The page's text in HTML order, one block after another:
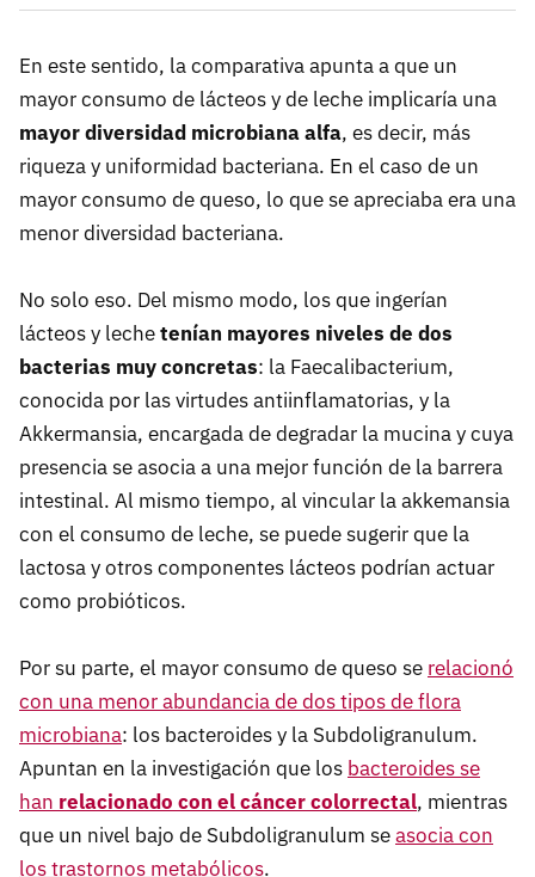
En este sentido, la comparativa apunta a que un
mayor consumo de lácteos y de leche implicaría una
mayor diversidad microbiana alfa, es decir, más
riqueza y uniformidad bacteriana. En el caso de un
mayor consumo de queso, lo que se apreciaba era una
menor diversidad bacteriana.
No solo eso. Del mismo modo, los que ingerían
lácteos y lechetenían mayores niveles de dos
bacterias muy concretas: la Faecalibacterium,
conocida por las virtudes antiinflamatorias, y la
Akkermansia, encargada de degradar la mucina y cuya
presencia se asocia a una mejor función de la barrera
intestinal. Al mismo tiempo, al vincular la akkemansia
con el consumo de leche, se puede sugerir que la
lactosa y otros componentes lácteos podrían actuar
como probióticos.
Por su parte, el mayor consumo de queso se relacionó
con una menor abundancia de dos tipos de flora
microbiana: los bacteroides y la Subdoligranulum.
Apuntan en la investigación que los bacteroides se
han relacionado con el cáncer colorrectal, mientras
que un nivel bajo de Subdoligranulum seasocia con
los trastornos metabólicos.